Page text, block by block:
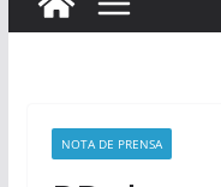
NOTA DE PRENSA